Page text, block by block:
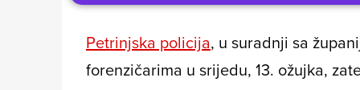
Petrinjska policija, u suradnji sa
forenzičarima u srijedu, 13. ožujka,